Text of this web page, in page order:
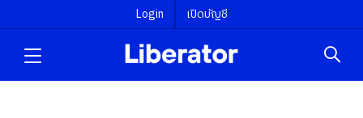
Login เปิดบัญชี